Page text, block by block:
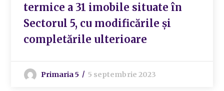
termice a 31 imobile situate în
Sectorul 5, cu modificările și
completările ulterioare
Primaria 5 5 septembrie 2023